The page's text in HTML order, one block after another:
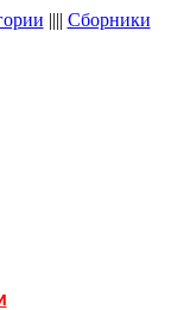
|||| Сборники